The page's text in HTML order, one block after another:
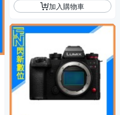
加入購物車